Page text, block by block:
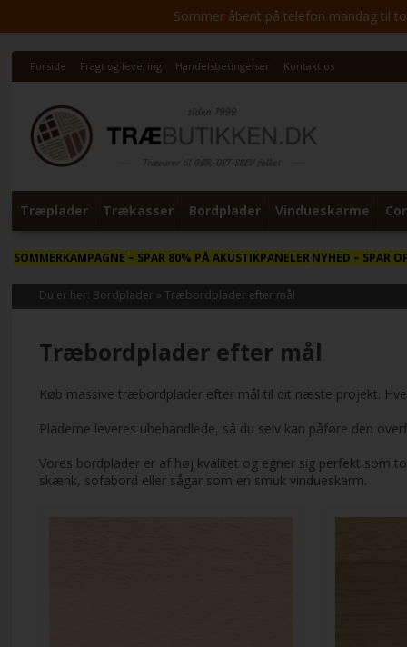
Sommer åbent på telefon mandag til
Forside Fragt og levering Handelsbetingelser Kontakt os
Træplader Trækasser Bordplader Vindueskarme
SOMMERKAMPAGNE – SPAR 80% PÅ AKUSTIKPANELERNYHED – SPAR
Du er her: Bordplader »Træbordplader efter mål
Træbordplader efter mål
Køb massive træbordplader efter mål til dit næste projekt.
Pladerne leveres ubehandlede, så du selv kan påføre den
Vores bordplader er af høj kvalitet og egner sig perfekt som
skænk, sofabord eller sågar som en smuk vindueskarm.